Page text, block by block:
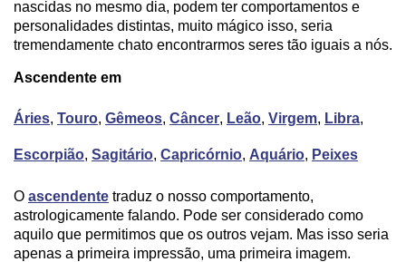
nascidas no mesmo dia, podem ter comportamentos e
personalidades distintas, muito mágico isso, seria
tremendamente chato encontrarmos seres tão iguais a nós.
Ascendente em
Áries, Touro, Gêmeos, Câncer, Leão, Virgem, Libra,
Escorpião, Sagitário, Capricórnio, Aquário, Peixes
O ascendente traduz o nosso comportamento,
astrologicamente falando. Pode ser considerado como
aquilo que permitimos que os outros vejam. Mas isso seria
apenas a primeira impressão, uma primeira imagem.